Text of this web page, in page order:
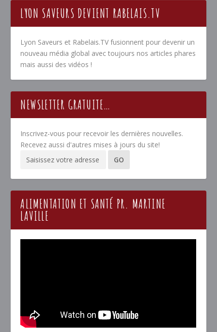
LYON SAVEURS DEVIENT RABELAIS.TV
Lyon Saveurs et Rabelais.TV fusionnent pour devenir un
nouveau média global avec toujours nos articles phares
mais aussi des vidéos !
NEWSLETTER GRATUITE…
Inscrivez-vous pour recevoir les dernières nouvelles.
Recevez aussi d'autres mises à jours du site!
ALIMENTATION ET SANTÉ PR. MARTINE
LAVILLE